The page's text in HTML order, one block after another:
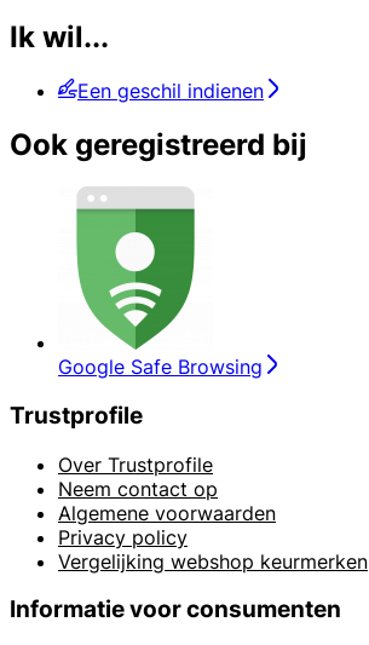
Ik wil...
Een geschil indienen
Ook geregistreerd bij
Google Safe Browsing
Trustprofile
Over Trustprofile
Neem contact op
Algemene voorwaarden
Privacy policy
Vergelijking webshop keurmerken
Informatie voor consumenten